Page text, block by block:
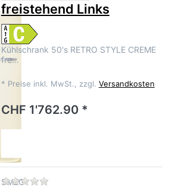
freistehend Links
Kühlschrank 50's RETRO STYLE CREME
fre…
* Preise inkl. MwSt., zzgl. Versandkosten
CHF 1'762.90 *
SMEG Zu diesem Produkt liegen